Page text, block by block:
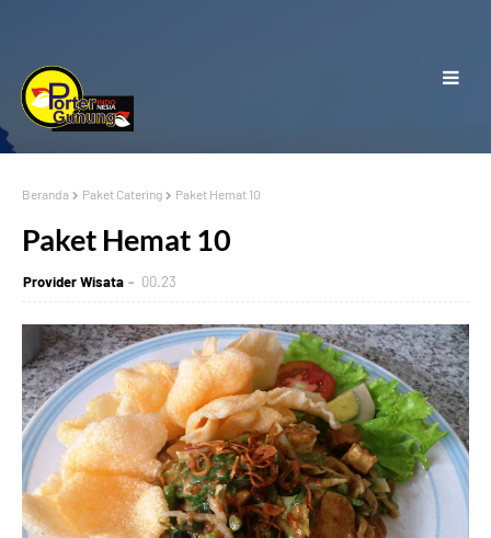
Beranda Paket Catering Paket Hemat 10
Paket Hemat 10
Provider Wisata 00.23